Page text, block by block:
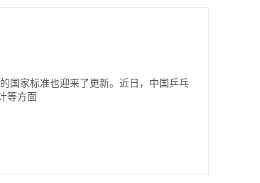
国家标准也迎来了更新。近日，中国乒乓
等方面